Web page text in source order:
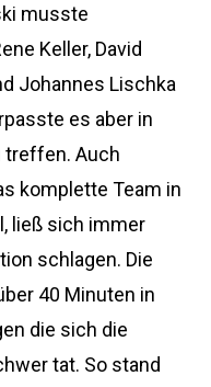
musste
Keller, David
Johannes Lischka
es aber in
treffen. Auch
komplette Team in
ließ sich immer
schlagen. Die
40 Minuten in
die sich die
tat. So stand